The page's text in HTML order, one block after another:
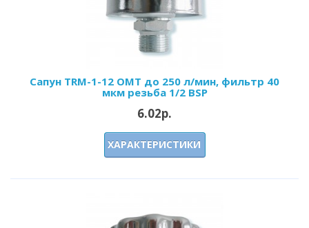
Сапун TRM-1-12 OMT до 250 л/мин, фильтр 40
мкм резьба 1/2 BSP
6.02р.
ХАРАКТЕРИСТИКИ